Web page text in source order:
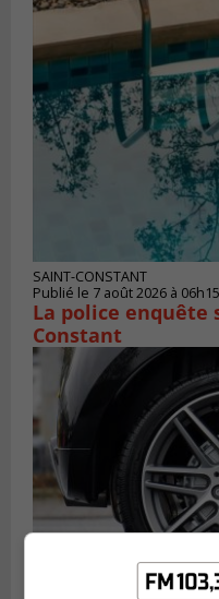
SAINT-CONSTANT
Publié le 7 août 2026 à 06h15
La police enquête
Constant